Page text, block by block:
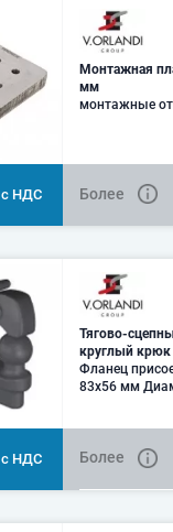
Монтажная
мм
монтажные
с НДС Более
Тягово-
круглый крюк
Фланец
83x56 мм
с НДС Более